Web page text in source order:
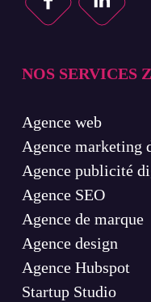
NOS SERVICES
Agence web
Agence marketing
Agence publicité
Agence SEO
Agence de marque
Agence design
Agence Hubspot
Startup Studio